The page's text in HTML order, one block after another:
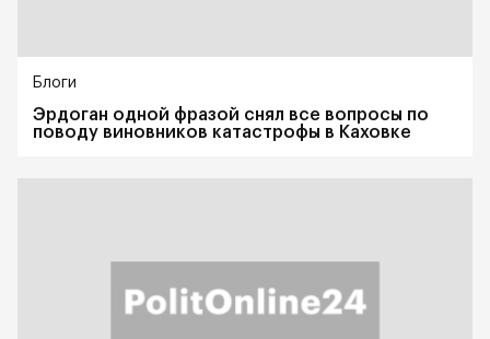
Блоги
Эрдоган одной фразой снял все вопросы по
поводу виновников катастрофы в Каховке